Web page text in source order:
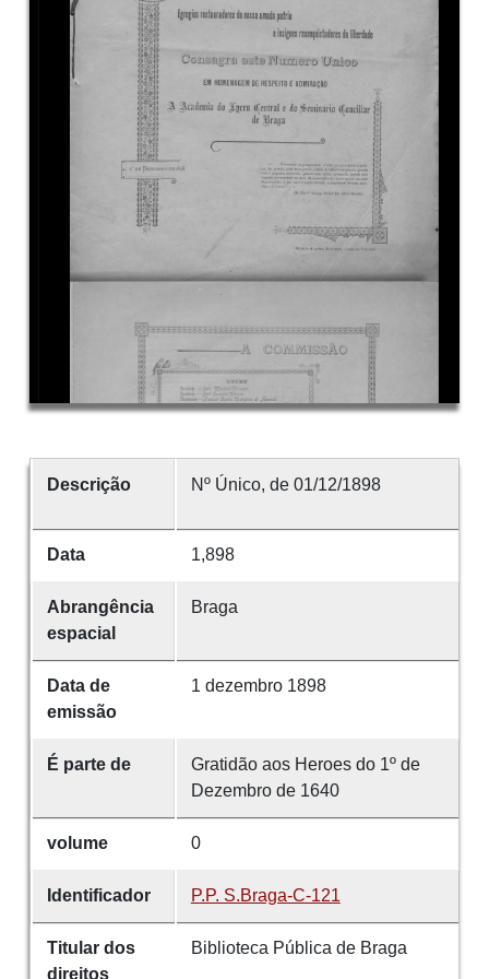
Descrição Nº Único, de 01/12/1898
Data 1,898
Abrangência
espacial
Braga
Data de
emissão
1 dezembro 1898
É parte de
Gratidão aos Heroes do 1º de
Dezembro de 1640
volume 0
Identificador P.P. S.Braga-C-121
Titular dos
direitos
Biblioteca Pública de Braga